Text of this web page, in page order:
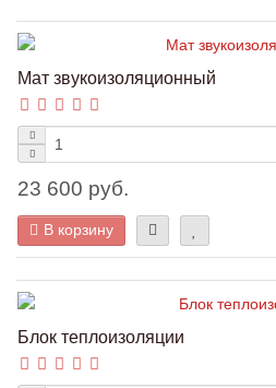
Мат звукоизоляционный
23 600 руб.
В корзину
Блок теплоизоляции